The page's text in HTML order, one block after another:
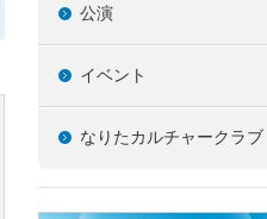
公演
イベント
なりたカルチャークラブ